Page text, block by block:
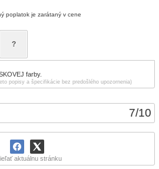
7/10
aktuálnu stránku
poplatok je zarátaný v cene
?
farby.
popisy a špecifikácie bez predošlého upozornenia)